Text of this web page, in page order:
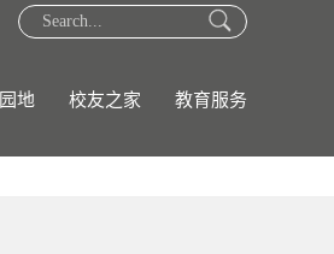
地 校友之家 教育服务